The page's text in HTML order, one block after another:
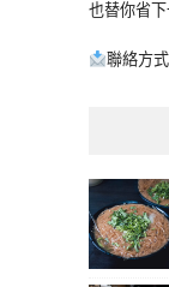
也替你省下
聯絡方式